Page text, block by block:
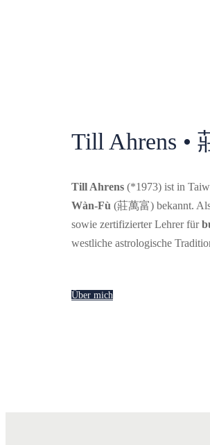
Till Ahrens •
Till Ahrens (*1973) ist in
Wàn-Fù (莊萬富) bekannt.
sowie zertifizierter Lehrer für
westliche astrologische
Über mich